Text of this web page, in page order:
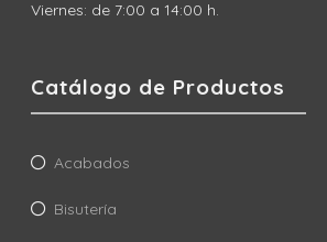
Viernes: de 7:00 a 14:00 h.
Catálogo de Productos
Acabados
Bisutería